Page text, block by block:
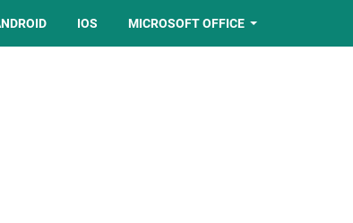
IOS MICROSOFT OFFICE